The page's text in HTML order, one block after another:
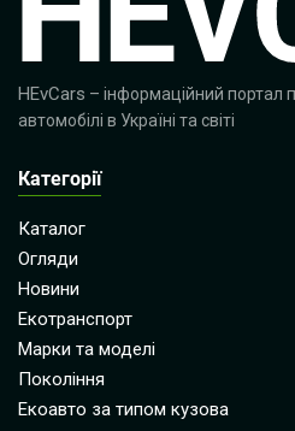
HEvCars – інформаційний портал
автомобілі в Україні та світі
Категорії
Каталог
Огляди
Новини
Екотранспорт
Марки та моделі
Покоління
Екоавто за типом кузова